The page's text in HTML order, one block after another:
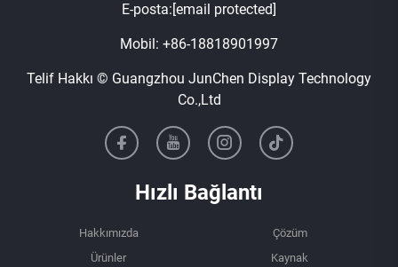
E-posta: [email protected]
Mobil: +86-18818901997
Telif Hakkı © Guangzhou JunChen Display Technology
Co.,Ltd
Hızlı Bağlantı
Hakkımızda
Çözüm
Ürünler
Kaynak